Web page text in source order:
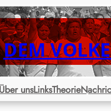
DEM
unsLinksTheorie